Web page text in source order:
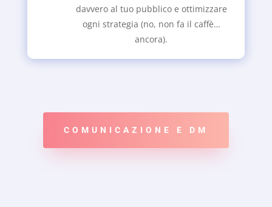
davvero al tuo pubblico e ottimizzare
ogni strategia (no, non fa il caffè…
ancora).
COMUNICAZIONE E DM